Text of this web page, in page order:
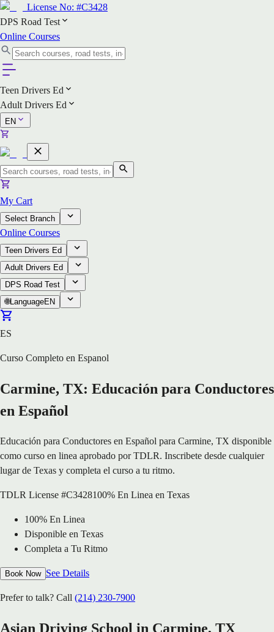
License No: #C3428
DPS Road Test
Online Courses
Teen Drivers Ed
Adult Drivers Ed
EN
My Cart
Select Branch
Online Courses
Teen Drivers Ed
Adult Drivers Ed
DPS Road Test
🌐LanguageEN
ES
Curso Completo en Espanol
Carmine, TX: Educación para Conductores
en Español
Educación para Conductores en Español para Carmine, TX disponible
como curso en linea aprobado por TDLR. Inscribete desde cualquier
lugar de Texas y completa el curso a tu ritmo.
TDLR License #C3428100% En Linea en Texas
100% En Linea
Disponible en Texas
Completa a Tu Ritmo
Book Now See Details
Prefer to talk? Call (214) 230-7900
Asian Driving School in Carmine, TX